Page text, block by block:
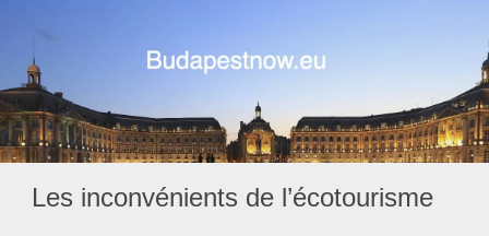
Les inconvénients de l’écotourisme